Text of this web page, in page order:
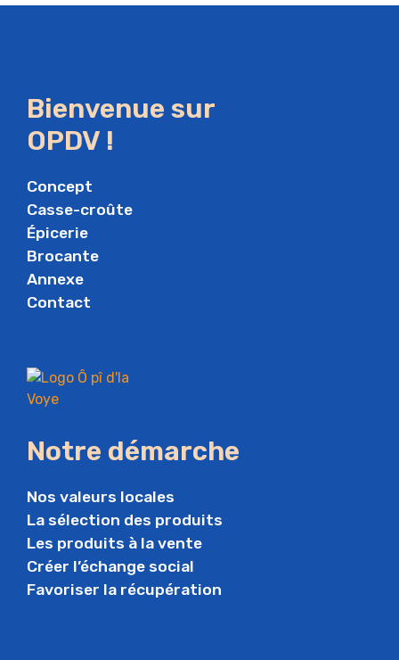
Bienvenue sur
OPDV !
Concept
Casse-croûte
Épicerie
Brocante
Annexe
Contact
Notre démarche
Nos valeurs locales
La sélection des produits
Les produits à la vente
Créer l’échange social
Favoriser la récupération